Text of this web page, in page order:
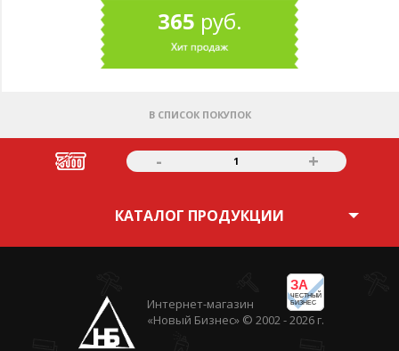
365 руб.
В СПИСОК ПОКУПОК
- 1 +
КАТАЛОГ ПРОДУКЦИИ
ЗА
ЧЕСТНЫЙ
БИЗНЕС
Интернет-магазин
«Новый Бизнес» © 2002 - 2026 г.